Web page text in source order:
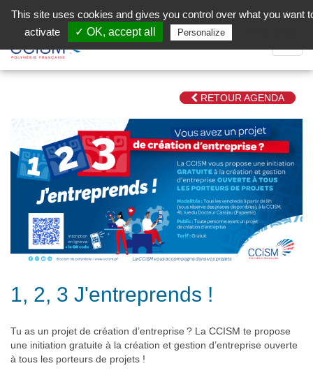
Facebook (Customer Chat) is disabled.
la
RETOUR AGENDA
1, 2, 3 J'entreprends !
Tu as un projet de création d’entreprise ? La CCISM te propose
une initiation gratuite à la création et gestion d’entreprise ouverte
à tous les porteurs de projets !
This site uses cookies and gives you control over what you want
activate
✓ OK, accept all Personalize